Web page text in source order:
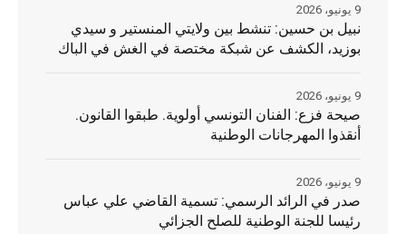
نبيل بن حسين: تنشط بين ولايتي المنستير و سيدي
بوزيد، الكشف عن شبكة مختصة في الغش في الباك
9 يونيو، 2026
صيحة فزع: الفنان التونسي أولوية. طبقوا القانون.
أنقذوا المهرجانات الوطنية
9 يونيو، 2026
صدر في الرائد الرسمي: تسمية القاضي علي عباس
رئيسا للجنة الوطنية للصلح الجزائي
9 يونيو، 2026